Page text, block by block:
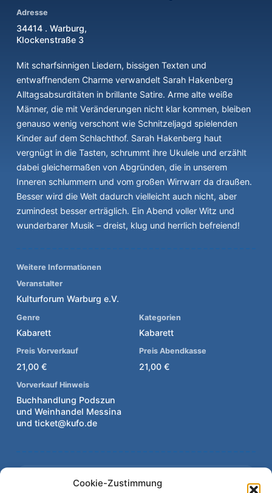
Cookie-Zustimmung
Adresse
34414 . Warburg,
Klockenstraße 3
Mit scharfsinnigen Liedern, bissigen Texten und
entwaffnendem Charme verwandelt Sarah Hakenberg
Alltagsabsurditäten in brillante Satire. Arme alte weiße
Männer, die mit Veränderungen nicht klar kommen, bleiben
genauso wenig verschont wie Schnitzeljagd spielenden
Kinder auf dem Schlachthof. Sarah Hakenberg haut
vergnügt in die Tasten, schrummt ihre Ukulele und erzählt
dabei gleichermaßen von Abgründen, die in unserem
Inneren schlummern und vom großen Wirrwarr da draußen.
Besser wird die Welt dadurch vielleicht auch nicht, aber
zumindest besser erträglich. Ein Abend voller Witz und
wunderbarer Musik – dreist, klug und herrlich befreiend!
Weitere Informationen
Veranstalter
Kulturforum Warburg e.V.
Genre
Kabarett
Kategorien
Kabarett
Preis Vorverkauf
21,00 €
Preis Abendkasse
21,00 €
Vorverkauf Hinweis
Buchhandlung Podszun
und Weinhandel Messina
und ticket@kufo.de
VORHERIGE VERANSTALTUNG